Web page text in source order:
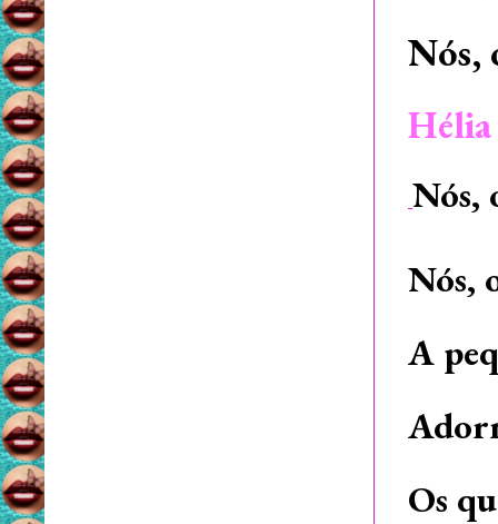
Nós,
Nós,
Nós,
A
Os